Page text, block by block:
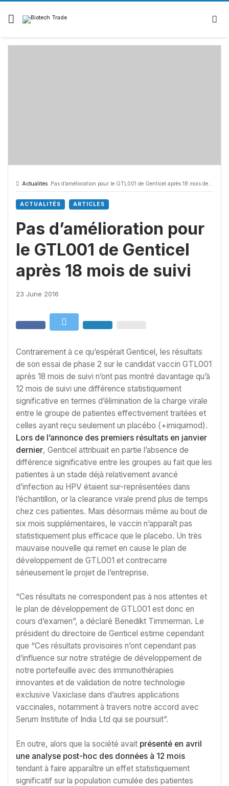
Skip
content
Actualités Pas d’amélioration pour le GTL001 de Genticel après 18 mois de suivi
ACTUALITÉS ARTICLES
Pas d’amélioration pour
le GTL001 de Genticel
après 18 mois de suivi
23 June 2016
Contrairement à ce qu’espérait Genticel, les résultats
de son essai de phase 2 sur le candidat vaccin GTL001
après 18 mois de suivi n’ont pas montré davantage qu’à
12 mois de suivi une différence statistiquement
significative en termes d’élimination de la charge virale
entre le groupe de patientes effectivement traitées et
celles ayant reçu seulement un placébo (+imiquimod).
Lors de l’annonce des premiers résultats en janvier
dernier, Genticel attribuait en partie l’absence de
différence significative entre les groupes au fait que les
patientes à un stade déjà relativement avancé
d’infection au HPV étaient sur-représentées dans
l’échantillon, or la clearance virale prend plus de temps
chez ces patientes. Mais désormais même au bout de
six mois supplémentaires, le vaccin n’apparaît pas
statistiquement plus efficace que le placebo. Un très
mauvaise nouvelle qui remet en cause le plan de
développement de GTL001 et contrecarre
sérieusement le projet de l’entreprise.
“Ces résultats ne correspondent pas à nos attentes et
le plan de développement de GTL001 est donc en
cours d’examen”, a déclaré Benedikt Timmerman. Le
président du directoire de Genticel estime cependant
que “Ces résultats provisoires n’ont cependant pas
d’influence sur notre stratégie de développement de
notre portefeuille avec des immunothérapies
innovantes et de validation de notre technologie
exclusive Vaxiclase dans d’autres applications
vaccinales, notamment à travers notre accord avec
Serum Institute of India Ltd qui se poursuit”.
En outre, alors que la société avait présenté en avril
une analyse post-hoc des données à 12 mois
tendant à faire apparaître un effet statistiquement
significatif sur la population cumulée des patientes